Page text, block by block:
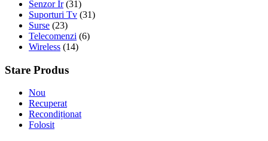
Senzor Ir (31)
Suporturi Tv (31)
Surse (23)
Telecomenzi (6)
Wireless (14)
Stare Produs
Nou
Recuperat
Recondiționat
Folosit